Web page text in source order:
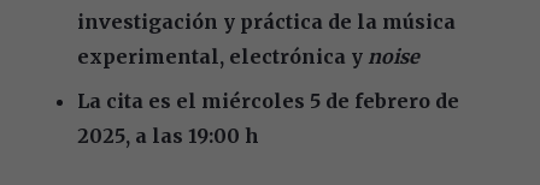
investigación y práctica de la música
experimental, electrónica y noise
La cita es el miércoles 5 de febrero de
2025, a las 19:00 h